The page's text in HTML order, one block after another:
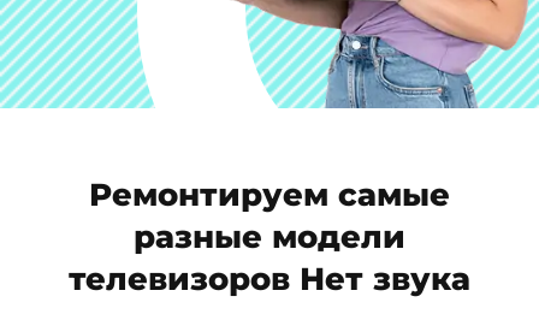
Ремонтируем самые
разные модели
телевизоров Нет звука